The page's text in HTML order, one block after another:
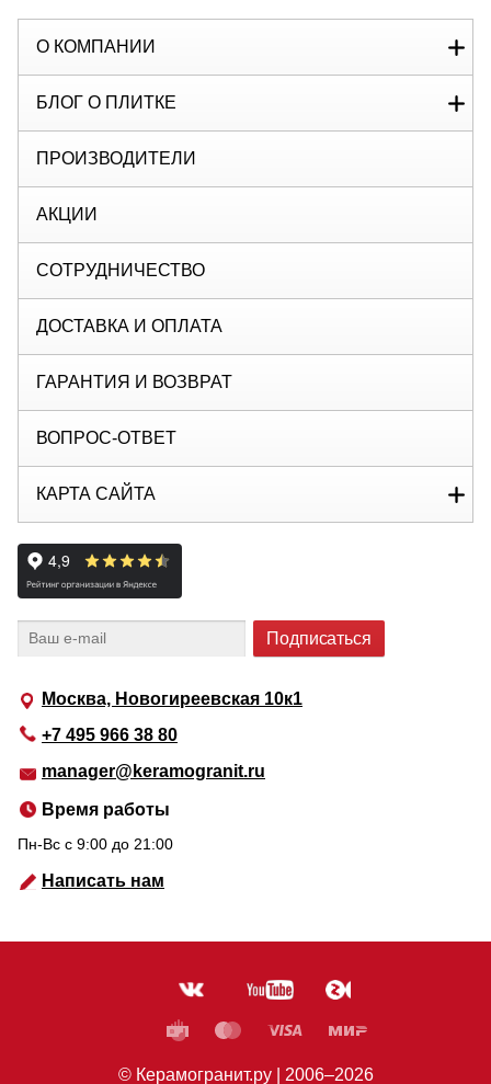
Москва, Новогиреевская 10к1
+7 495 966 38 80
manager@keramogranit.ru
Время работы
Пн-Вс c 9:00 до 21:00
Написать нам
О КОМПАНИИ
БЛОГ О ПЛИТКЕ
ПРОИЗВОДИТЕЛИ
АКЦИИ
СОТРУДНИЧЕСТВО
ДОСТАВКА И ОПЛАТА
ГАРАНТИЯ И ВОЗВРАТ
ВОПРОС-ОТВЕТ
КАРТА САЙТА
© Керамогранит.ру | 2006–2026